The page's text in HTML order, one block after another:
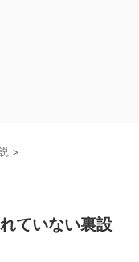
>
ていない裏設